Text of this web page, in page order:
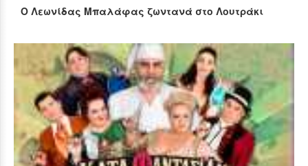
Ο Λεωνίδας Μπαλάφας ζωντανά στο Λουτράκι